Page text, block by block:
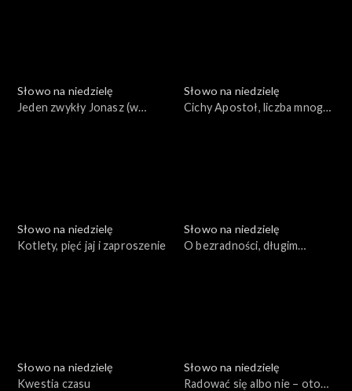
Słowo na niedzielę
Jeden zwykły Jonasz (w
Słowo na niedzielę
Cichy Apostoł, liczba mnoga i
Słowo na niedzielę
Kotlety, pięć jaj i zaproszenie
Słowo na niedzielę
O bezradności, długim
Słowo na niedzielę
Kwestia czasu
Słowo na niedzielę
Radować się albo nie – oto